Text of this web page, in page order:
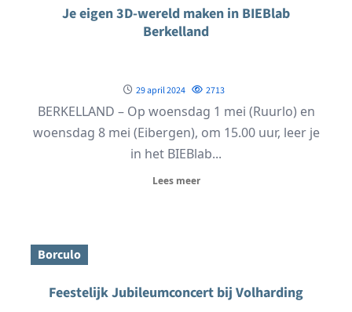
Je eigen 3D-wereld maken in BIEBlab
Berkelland
29 april 2024 2713
BERKELLAND – Op woensdag 1 mei (Ruurlo) en
woensdag 8 mei (Eibergen), om 15.00 uur, leer je
in het BIEBlab...
Lees meer
Borculo
Feestelijk Jubileumconcert bij Volharding